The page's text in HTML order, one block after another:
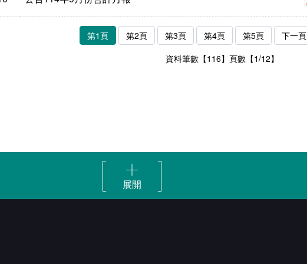
第1頁 第2頁 第3頁 第4頁 第5頁 下一頁
資料筆數【116】頁數【1/12】
展開